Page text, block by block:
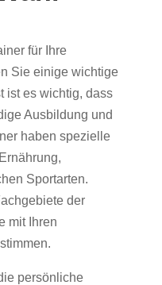
für Ihre
Sie einige wichtige
ist es wichtig, dass
Ausbildung und
haben spezielle
Sportarten.
der
mit Ihren
persönliche